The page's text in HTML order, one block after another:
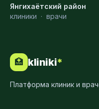
Янгихаётский район
клиники · врачи
🏥 kliniki*
Платформа клиник и